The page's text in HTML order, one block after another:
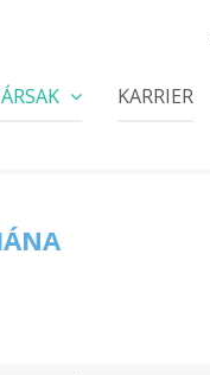
KARRIER